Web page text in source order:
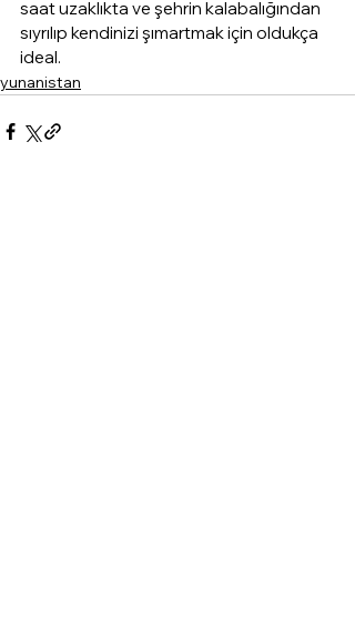
saat uzaklıkta ve şehrin kalabalığından
sıyrılıp kendinizi şımartmak için oldukça
ideal.
yunanistan